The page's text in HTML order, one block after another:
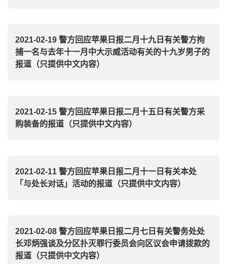
2021-02-19 警方回应苹果日报二月十九日有关警方拘
捕一名与去年十一月中大示威活动有关的十九岁男子的
报道（只提供中文内容）
2021-02-15 警方回应苹果日报二月十五日有关警方采
购装备的报道（只提供中文内容）
2021-02-11 警方回应苹果日报二月十一日有关本处
「与处长对话」活动的报道（只提供中文内容）
2021-02-08 警方回应苹果日报二月七日有关警务处处
长邓炳强谈及分区扑灭罪行委员会向区议会申请拨款的
报道（只提供中文内容）